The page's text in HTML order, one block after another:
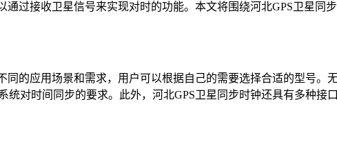
接收卫星信号来实现对时的功能。本文将围绕河北GPS卫星同
应用场景和需求，用户可以根据自己的需要选择合适的型号。
对时间同步的要求。此外，河北GPS卫星同步时钟还具有多种接